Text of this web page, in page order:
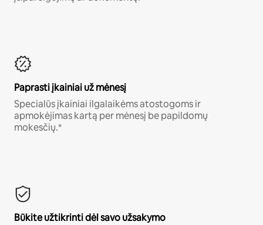
Paprasti įkainiai už mėnesį
Specialūs įkainiai ilgalaikėms atostogoms ir
apmokėjimas kartą per mėnesį be papildomų
mokesčių.*
Būkite užtikrinti dėl savo užsakymo